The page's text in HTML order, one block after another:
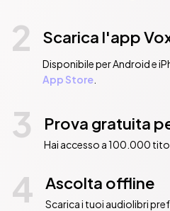
2 Scarica l'app
Disponibile per Android e
App Store.
3 Prova gratuita
Hai accesso a 100.000
4 Ascolta offline
Scarica i tuoi audiolibri